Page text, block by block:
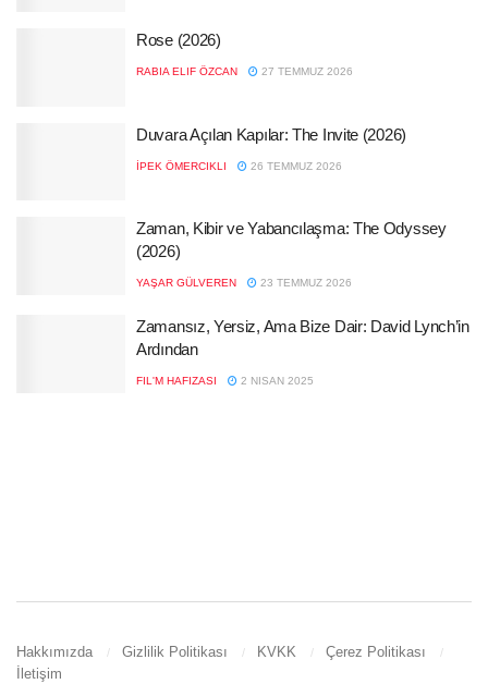
Rose (2026)
RABIA ELIF ÖZCAN 27 TEMMUZ 2026
Duvara Açılan Kapılar: The Invite (2026)
İPEK ÖMERCIKLI 26 TEMMUZ 2026
Zaman, Kibir ve Yabancılaşma: The Odyssey
(2026)
YAŞAR GÜLVEREN 23 TEMMUZ 2026
Zamansız, Yersiz, Ama Bize Dair: David Lynch’in
Ardından
FIL'M HAFIZASI 2 NISAN 2025
Hakkımızda Gizlilik Politikası KVKK
Çerez Politikası
İletişim